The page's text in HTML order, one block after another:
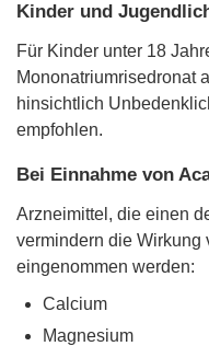
Kinder und
Für Kinder unter 18
Mononatriumrisedronat
hinsichtlich
empfohlen.
Bei Einnahme von
Arzneimittel, die einen
vermindern die Wirkung
eingenommen werden:
Calcium
Magnesium